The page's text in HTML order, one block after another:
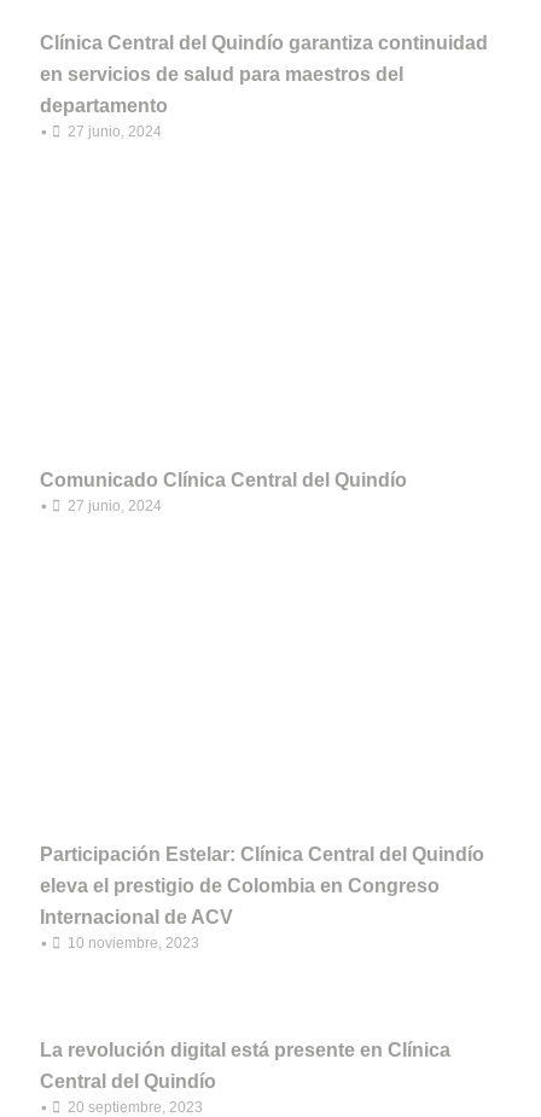
Clínica Central del Quindío garantiza continuidad
en servicios de salud para maestros del
departamento
• 27 junio, 2024
Comunicado Clínica Central del Quindío
• 27 junio, 2024
Participación Estelar: Clínica Central del Quindío
eleva el prestigio de Colombia en Congreso
Internacional de ACV
• 10 noviembre, 2023
La revolución digital está presente en Clínica
Central del Quindío
• 20 septiembre, 2023